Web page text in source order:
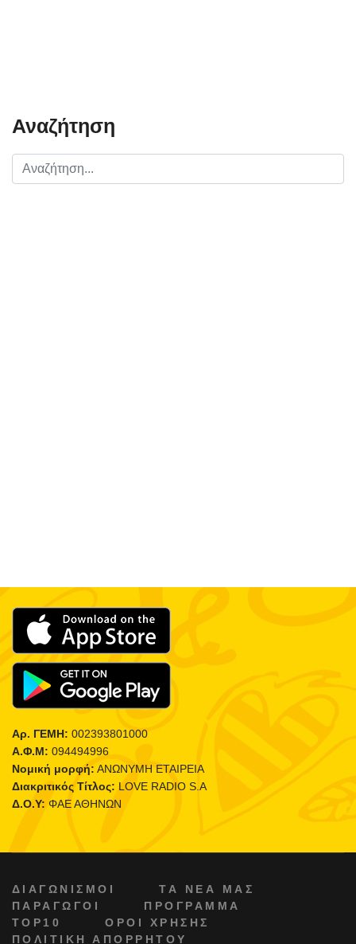
Αναζήτηση
Αρ. ΓΕΜΗ: 002393801000
Α.Φ.Μ: 094494996
Νομική μορφή: ΑΝΩΝΥΜΗ ΕΤΑΙΡΕΙΑ
Διακριτικός Τίτλος: LOVE RADIO S.A
Δ.Ο.Υ: ΦΑΕ ΑΘΗΝΩΝ
ΔΙΑΓΩΝΙΣΜΟΙ
ΤΑ ΝΕΑ ΜΑΣ
ΠΑΡΑΓΩΓΟΙ
ΠΡΟΓΡΑΜΜΑ
TOP10
ΟΡΟΙ ΧΡΗΣΗΣ
ΠΟΛΙΤΙΚΗ ΑΠΟΡΡΗΤΟΥ